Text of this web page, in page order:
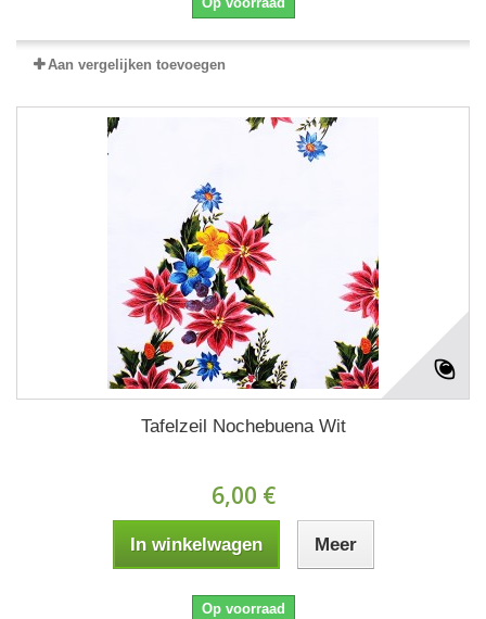
Aan vergelijken toevoegen
Tafelzeil Nochebuena Wit
6,00 €
In winkelwagen Meer
Op voorraad